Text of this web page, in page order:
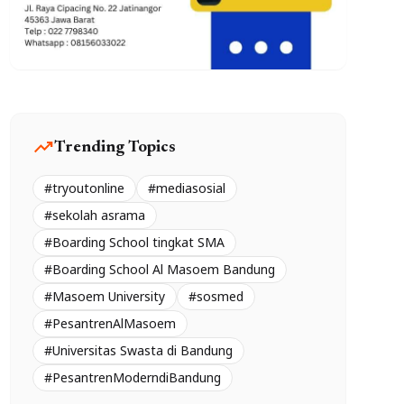
trending_upTrending Topics
#tryoutonline
#mediasosial
#sekolah asrama
#Boarding School tingkat SMA
#Boarding School Al Masoem Bandung
#Masoem University
#sosmed
#PesantrenAlMasoem
#Universitas Swasta di Bandung
#PesantrenModerndiBandung